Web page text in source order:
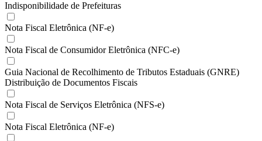
Indisponibilidade de Prefeituras
Nota Fiscal Eletrônica (NF-e)
Nota Fiscal de Consumidor Eletrônica (NFC-e)
Guia Nacional de Recolhimento de Tributos Estaduais (GNRE)
Distribuição de Documentos Fiscais
Nota Fiscal de Serviços Eletrônica (NFS-e)
Nota Fiscal Eletrônica (NF-e)